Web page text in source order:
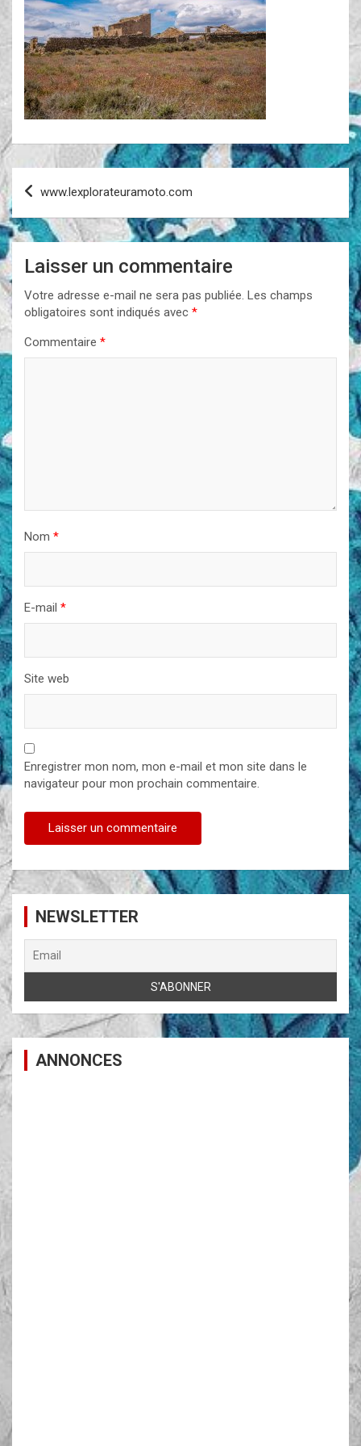
Navigation
de
l’article
www.lexplorateuramoto.com
Laisser un commentaire
Votre adresse e-mail ne sera pas publiée. Les champs
obligatoires sont indiqués avec *
Commentaire *
Nom *
E-mail *
Site web
Enregistrer mon nom, mon e-mail et mon site dans le
navigateur pour mon prochain commentaire.
NEWSLETTER
ANNONCES